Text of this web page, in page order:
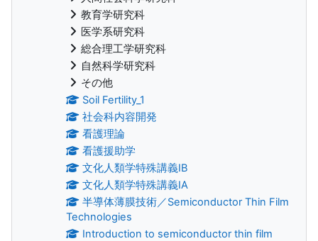
教育学研究科
医学系研究科
総合理工学研究科
自然科学研究科
その他
Soil Fertility_1
社会科内容開発
看護理論
看護援助学
文化人類学特殊講義IB
文化人類学特殊講義IA
半導体薄膜技術／Semiconductor Thin Film
Technologies
Introduction to semiconductor thin film